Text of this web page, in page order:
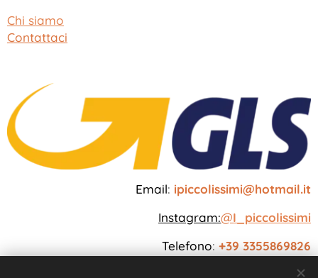
Chi siamo
Contattaci
Email: ipiccolissimi@hotmail.it
Instagram:@I_piccolissimi
Telefono: +39 3355869826